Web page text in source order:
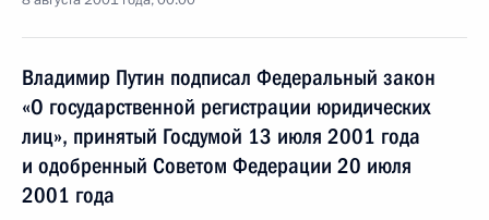
Владимир Путин подписал Федеральный закон
«О государственной регистрации юридических
лиц», принятый Госдумой 13 июля 2001 года
и одобренный Советом Федерации 20 июля
2001 года